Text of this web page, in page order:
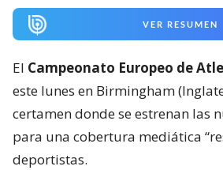
VER RESUMEN
El Campeonato Europeo de
este lunes en Birmingham
certamen donde se estrenan las
para una cobertura mediática
deportistas.